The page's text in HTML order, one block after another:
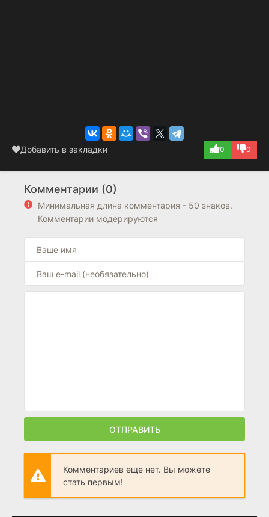
Добавить в закладки 0 0
Комментарии (0)
Минимальная длина комментария - 50 знаков.
Комментарии модерируются
ОТПРАВИТЬ
Комментариев еще нет. Вы можете
стать первым!